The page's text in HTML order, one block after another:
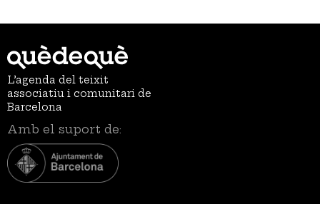
L’agenda del teixit
associatiu i comunitari de
Barcelona
Amb el suport de: